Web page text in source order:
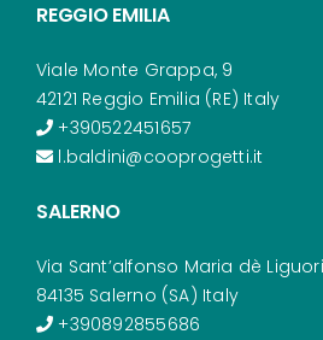
REGGIO EMILIA
Viale Monte Grappa, 9
42121 Reggio Emilia (RE) Italy
+390522451657
l.baldini@cooprogetti.it
SALERNO
Via Sant’alfonso Maria dè
84135 Salerno (SA) Italy
+390892855686